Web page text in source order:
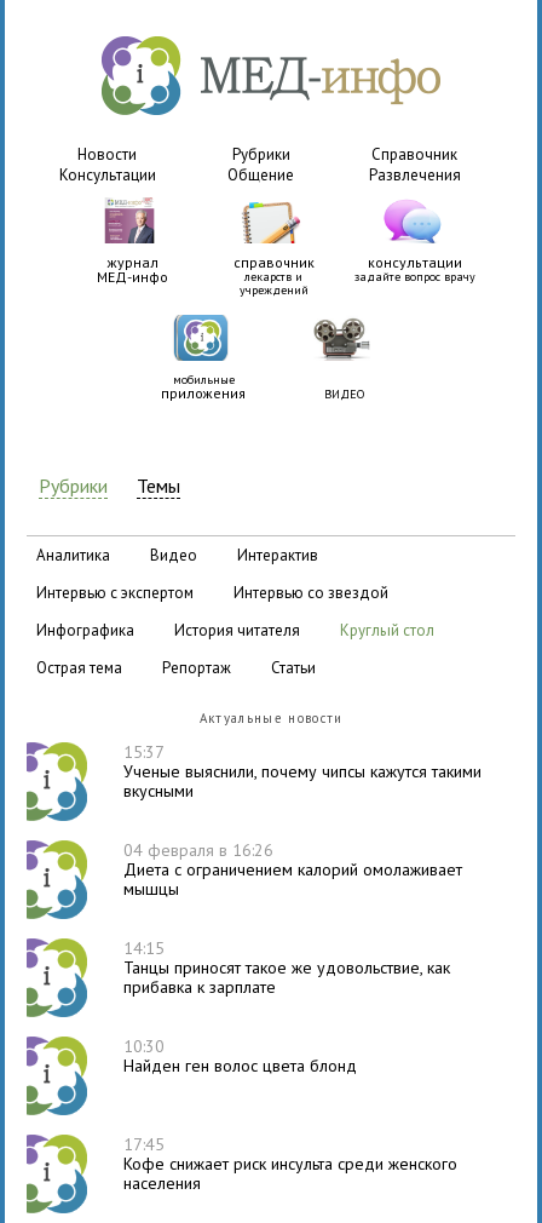
Новости Рубрики
Справочник
Консультации
Общение Развлечения
журнал
МЕД-инфо
справочник
лекарств и
учреждений
консультации
задайте вопрос врачу
мобильные
приложения ВИДЕО
Рубрики Темы
аналитика видео
интерактив
интервью с экспертом
интервью со звездой
инфографика
история читателя
круглый стол
острая тема
репортаж статьи
Актуальные новости
15:37
Ученые выяснили, почему чипсы кажутся такими
вкусными
04 февраля в 16:26
Диета с ограничением калорий омолаживает
мышцы
14:15
Танцы приносят такое же удовольствие, как
прибавка к зарплате
10:30
Найден ген волос цвета блонд
17:45
Кофе снижает риск инсульта среди женского
населения